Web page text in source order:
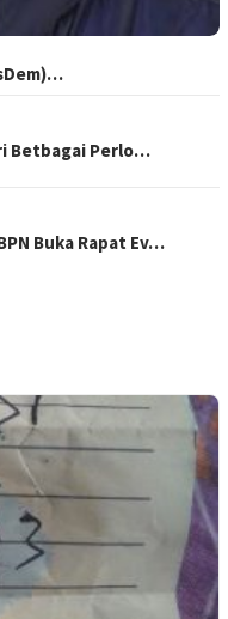
Betbagai Perlo…
Buka Rapat Ev…